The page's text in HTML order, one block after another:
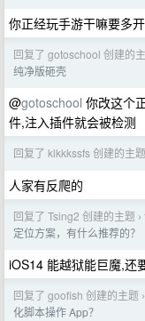
你正经玩手游干嘛要多开
回复了 gotoschool 创建的
纯净版砸壳
@gotoschool 你改这个
件,注入插件就会被检测
回复了 klkkkssfs 创建的主题
人家有反爬的
回复了 Tsing2 创建的主题 ›
定位方案，有什么推荐的？
iOS14 能越狱能巨魔,还
回复了 goofish 创建的主题 ›
化脚本操作 App？